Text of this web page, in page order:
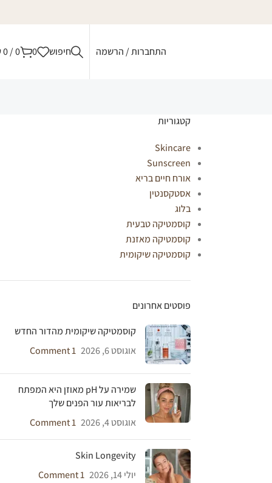
התחברות / הרשמה חיפוש 0
0
/
0
קטגוריות
Skincare
Sunscreen
אורח חיים בריא
אסטקסנטין
בלוג
קוסמטיקה טבעית
קוסמטיקה מאזנת
קוסמטיקה שיקומית
פוסטים אחרונים
קוסמטיקה שיקומית מהדור החדש
אוגוסט 6, 2026
1 Comment
שמירה על pH מאוזן היא המפתח
לבריאות עור הפנים שלך
אוגוסט 4, 2026
1 Comment
Skin Longevity
יולי 14, 2026
1 Comment